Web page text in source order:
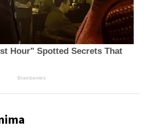
Hour" Spotted Secrets That
Brainberries